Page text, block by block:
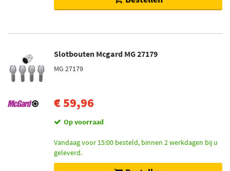
Slotbouten Mcgard MG 27179
MG 27179
€ 59,96
Op voorraad
Vandaag voor 15:00 besteld, binnen 2 werkdagen bij u
geleverd.